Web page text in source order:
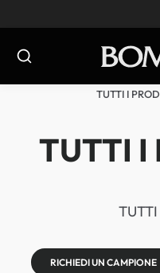
al
contenuto
TUTTI I
TUTTI I
RICHIEDI UN CAMPIONE